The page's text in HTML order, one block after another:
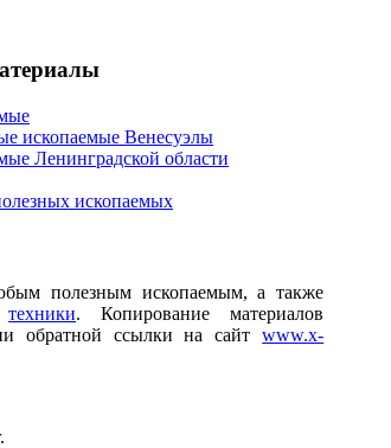
ископаемые Венесуэлы
Ленинградской области
ископаемых
полезным ископаемым, а также
техники.Копирование материалов
обратной ссылки на сайтwww.x-